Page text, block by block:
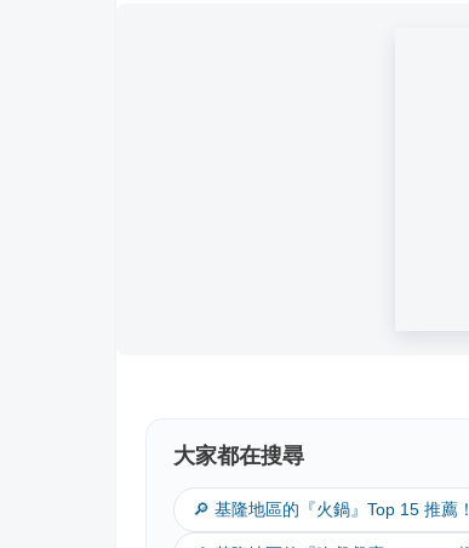
大家都在搜尋
🔎 基隆地區的『火鍋』Top 15 推薦！